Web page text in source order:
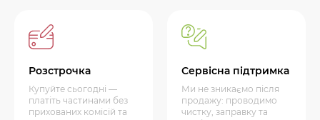
Розстрочка
Купуйте сьогодні —
платіть частинами без
прихованих комісій та
Сервісна підтримка
Ми не зникаємо після
продажу: проводимо
чистку, заправку та